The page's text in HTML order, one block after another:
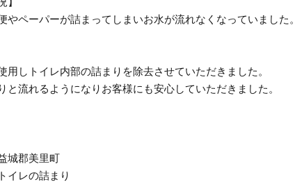
やペーパーが詰まってしまいお水が流れなくなっていました。
用しトイレ内部の詰まりを除去させていただきました。
と流れるようになりお客様にも安心していただきました。
城郡美里町
イレの詰まり